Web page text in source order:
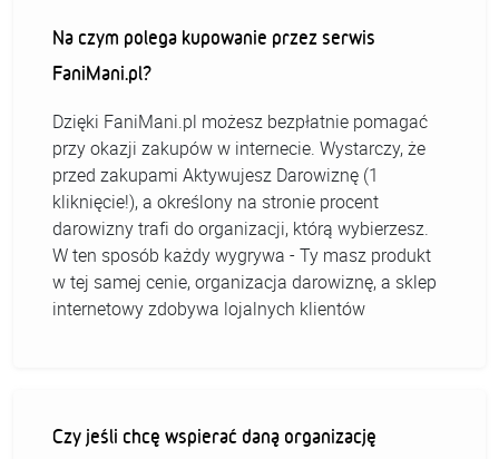
Na czym polega kupowanie przez serwis
FaniMani.pl?
Dzięki FaniMani.pl możesz bezpłatnie pomagać
przy okazji zakupów w internecie. Wystarczy, że
przed zakupami Aktywujesz Darowiznę (1
kliknięcie!), a określony na stronie procent
darowizny trafi do organizacji, którą wybierzesz.
W ten sposób każdy wygrywa - Ty masz produkt
w tej samej cenie, organizacja darowiznę, a sklep
internetowy zdobywa lojalnych klientów
Czy jeśli chcę wspierać daną organizację